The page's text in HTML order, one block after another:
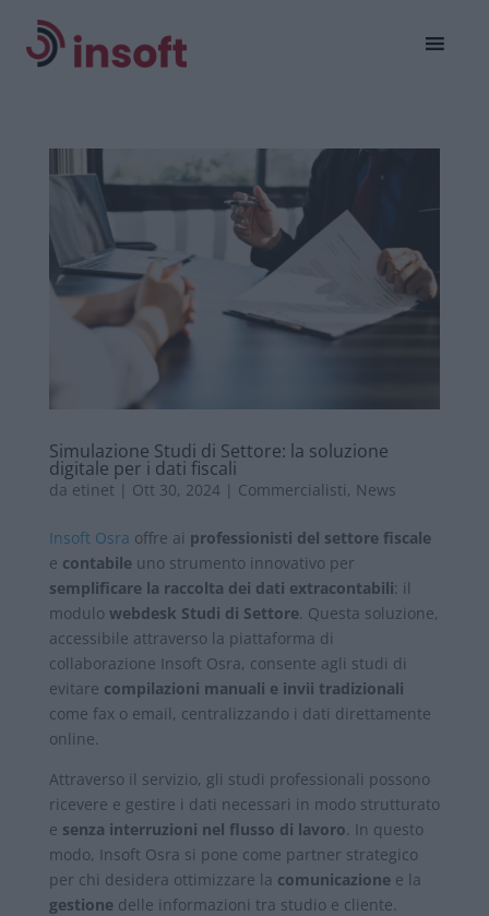
Simulazione Studi di Settore: la soluzione
digitale per i dati fiscali
da etinet | Ott 30, 2024| Commercialisti, News
Insoft Osra offre ai professionisti del settore fiscale
e contabileuno strumento innovativo per
semplificare la raccolta dei dati extracontabili: il
modulo webdesk Studi di Settore. Questa soluzione,
accessibile attraverso la piattaforma di
collaborazione Insoft Osra, consente agli studi di
evitare compilazioni manuali e invii tradizionali
come fax o email, centralizzando i dati direttamente
online.
Attraverso il servizio, gli studi professionali possono
ricevere e gestire i dati necessari in modo strutturato
e senza interruzioni nel flusso di lavoro. In questo
modo, Insoft Osra si pone come partner strategico
per chi desidera ottimizzare la comunicazionee la
gestionedelle informazioni tra studio e cliente.